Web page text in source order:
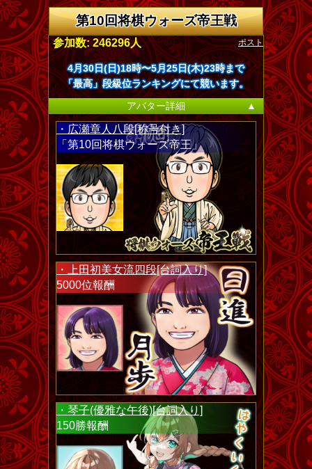
第10回将棋ウォーズ帝王戦
ポスト
参加数: 246296人
4月30日(日)18時〜5月25日(木)23時まで
「最高」段級位ランキングにて競います。
アバター詳細
▲
・広瀬章人八段[称号付き]
「第10回将棋ウォーズ帝王」
・上田初美女流四段[台詞入り]
5000位報酬
・琴子(優雅な午後)[台詞入り]
150勝報酬